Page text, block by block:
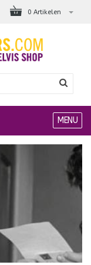
0 Artikelen
MENU